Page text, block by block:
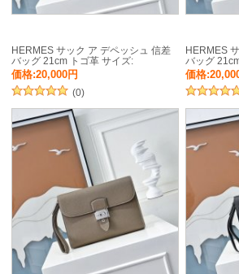
HERMES サック ア デペッシュ 信差
バッグ 21cm トゴ革 サイズ:
価格:20,000円
(0)
HERMES
バッグ
価格